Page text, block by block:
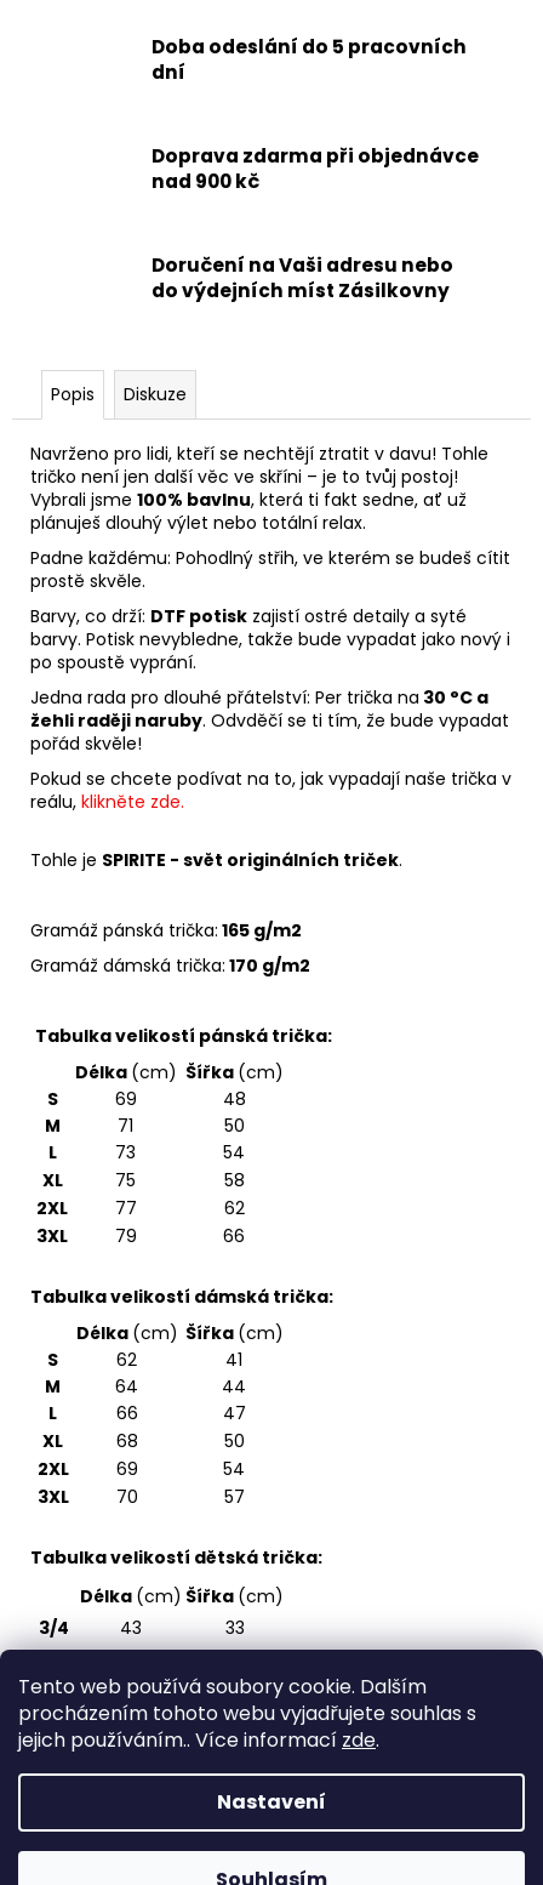
Tento web používá soubory cookie. Dalším
procházením tohoto webu vyjadřujete souhlas s
jejich používáním.. Více informací zde.
Nastavení
Doba odeslání do 5 pracovních
dní
Doprava zdarma při objednávce
nad 900 kč
Doručení na Vaši adresu nebo
do výdejních míst Zásilkovny
Popis Diskuze
Navrženo pro lidi, kteří se nechtějí ztratit v davu! Tohle
tričko není jen další věc ve skříni – je to tvůj postoj!
Vybrali jsme 100% bavlnu, která ti fakt sedne, ať už
plánuješ dlouhý výlet nebo totální relax.
Padne každému: Pohodlný střih, ve kterém se budeš cítit
prostě skvěle.
Barvy, co drží: DTF potisk zajistí ostré detaily a syté
barvy. Potisk nevybledne, takže bude vypadat jako nový i
po spoustě vyprání.
Jedna rada pro dlouhé přátelství: Per trička na 30 °C a
žehli raději naruby. Odvděčí se ti tím, že bude vypadat
pořád skvěle!
Pokud se chcete podívat na to, jak vypadají naše trička v
reálu, klikněte zde.
Tohle je SPIRITE - svět originálních triček.
Gramáž pánská trička: 165 g/m2
Gramáž dámská trička: 170 g/m2
Tabulka velikostí pánská trička:
Délka (cm) Šířka (cm)
S
69
48
M
71
50
L
73
54
XL
75
58
2XL
77
62
3XL
79 66
Tabulka velikostí dámská trička:
Délka (cm) Šířka (cm)
S
62
41
M
64
44
L
66
47
XL
68
50
2XL
69
54
3XL
70 57
Tabulka velikostí dětská trička:
Délka (cm) Šířka (cm)
3/4
43
33
7/8
51
39
9/10
55
43
11/12
á
Copyright 2026Spirite - svět originálních triček.
Všechna práva vyhrazena.